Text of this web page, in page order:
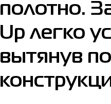
полотно.
Up легко
вытянув